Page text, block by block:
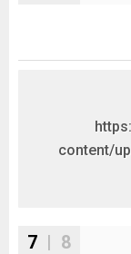
content/
7 | 8